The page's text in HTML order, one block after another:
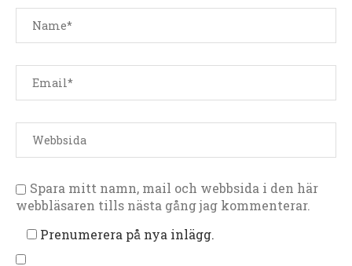
Spara mitt namn, mail och webbsida i den här
webbläsaren tills nästa gång jag kommenterar.
Prenumerera på nya inlägg.